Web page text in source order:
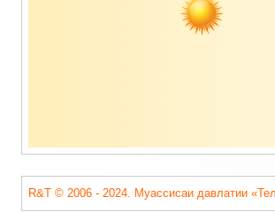
R&T © 2006 - 2024. Муассисаи давлатии